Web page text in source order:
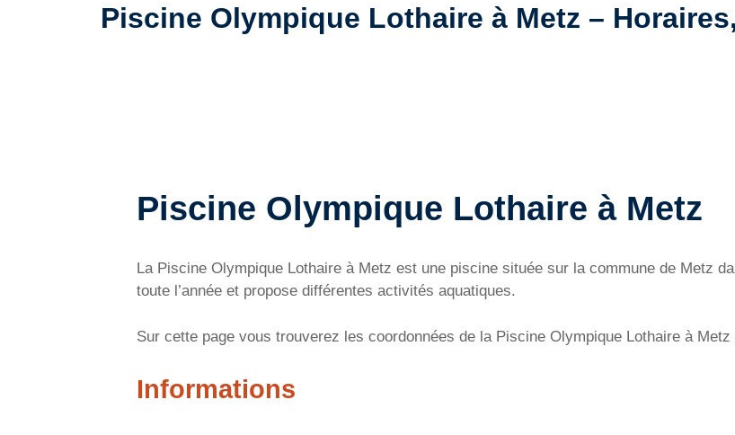
Piscine Olympique Lothaire à Metz –
Piscine Olympique Lothaire à Metz
La Piscine Olympique Lothaire à Metz est une piscine située sur la commune de Metz
toute l’année et propose différentes activités aquatiques.
Sur cette page vous trouverez les coordonnées de la Piscine Olympique Lothaire à
Informations